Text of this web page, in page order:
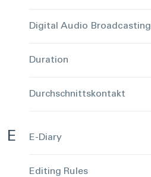
Digital Audio Broadcasting
Duration
Durchschnittskontakt
E E-Diary
Editing Rules